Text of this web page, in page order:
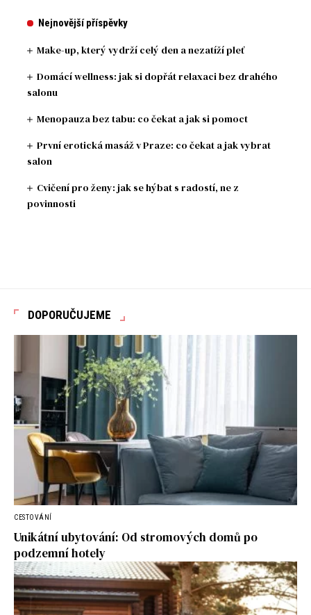
Nejnovější příspěvky
Make-up, který vydrží celý den a nezatíží pleť
Domácí wellness: jak si dopřát relaxaci bez drahého
salonu
Menopauza bez tabu: co čekat a jak si pomoct
První erotická masáž v Praze: co čekat a jak vybrat
salon
Cvičení pro ženy: jak se hýbat s radostí, ne z
povinnosti
DOPORUČUJEME
CESTOVÁNÍ
Unikátní ubytování: Od stromových domů po
podzemní hotely